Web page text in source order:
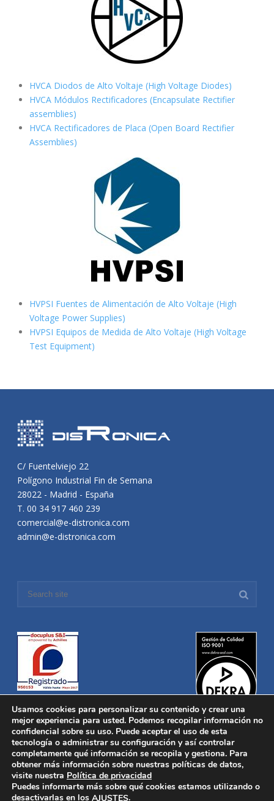
HVCA Diodos de Alto Voltaje (High Voltage Diodes)
HVCA Módulos Rectificadores (Encapsulate Rectifier
assemblies)
HVCA Rectificadores de Placa (Open Board Rectifier
Assemblies)
HVPSI Fuentes de Alimentación de Alto Voltaje (High
Voltage Power Supplies)
HVPSI Equipos de Medida de Alto Voltaje (High Voltage
Test Equipment)
C/ Fuentelviejo 22
Polígono Industrial Fin de Semana
28022 - Madrid - España
T. 00 34 917 460 239
comercial@e-distronica.com
admin@e-distronica.com
Distronica © 2016 Todos los derechos reservados.Aviso legal
Política de privacidad|Política de Cookies
Desarrollado porNucleosoft
Inicio
Quiénes Somos
Usamos cookies para personalizar su contenido y crear una
mejor experiencia para usted. Podemos recopilar información no
confidencial sobre su uso. Puede aceptar el uso de esta
tecnología o administrar su configuración y así controlar
completamente qué información se recopila y gestiona. Para
obtener más información sobre nuestras políticas de datos,
visite nuestra Política de privacidad
Puedes informarte más sobre qué cookies estamos utilizando o
desactivarlas en los AJUSTES.